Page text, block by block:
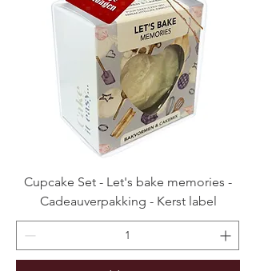
Cupcake Set - Let's bake memories -
Cadeauverpakking - Kerst label